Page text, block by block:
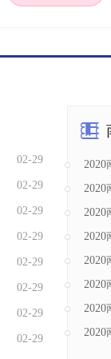
02-29
02-29
02-29
02-29
02-29
02-29
02-29
02-29
2020
2020
2020
2020
2020
2020
2020
2020